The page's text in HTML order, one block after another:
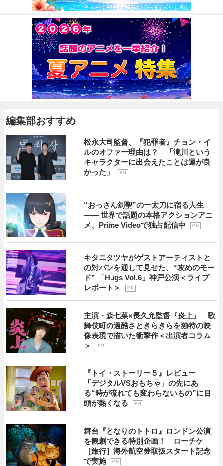
編集部おすすめ
松永大司監督、『犯罪者』チョン・イ
ルのオファー理由は？ 「滝川という
キャラクターに出会えたことは運が良
かった」
P R
“おっさん剣聖”の一太刀に宿る人生
―― 世界で話題の本格アクションアニ
メ、Prime Videoで独占配信中
P R
キタニタツヤがゲストアーティストと
の対バンを通して見せた、“攻めのモー
ド” 「Hugs Vol.6」神戸公演＜ライブ
レポート＞
P R
主演・森七菜×長久允監督『炎上』 歌
舞伎町の過酷さときらきらを独特の映
像表現で描いた衝撃作＜出演者コラム
＞
P R
『トイ・ストーリー５』レビュー
「デジタルVSおもちゃ」の先にあ
る“時が流れても変わらないもの”に目
頭が熱くなる
P R
舞台『となりのトトロ』ロンドン公演
を観劇できる特別企画！ ローチケ
［旅行］海外航空券取扱スタート記念
で実施
P R